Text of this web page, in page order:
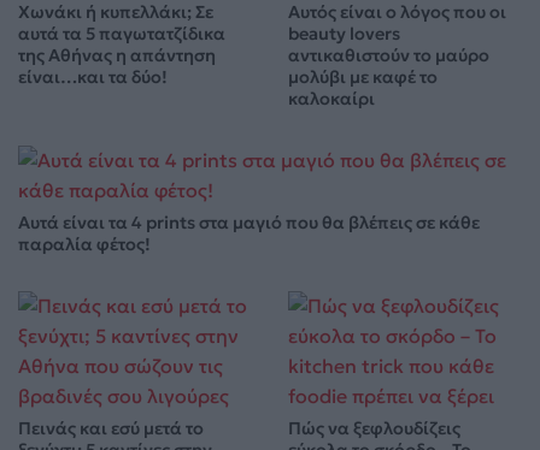
Χωνάκι ή κυπελλάκι; Σε
αυτά τα 5 παγωτατζίδικα
της Αθήνας η απάντηση
είναι…και τα δύο!
Αυτός είναι ο λόγος που οι
beauty lovers
αντικαθιστούν το μαύρο
μολύβι με καφέ το
καλοκαίρι
Αυτά είναι τα 4 prints στα μαγιό που θα βλέπεις σε κάθε
παραλία φέτος!
Πεινάς και εσύ μετά το
Πώς να ξεφλουδίζεις